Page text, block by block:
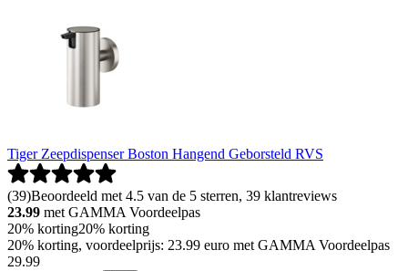
Tiger Zeepdispenser Boston Hangend Geborsteld RVS
(39)Beoordeeld met 4.5 van de 5 sterren, 39 klantreviews
23.99 met GAMMA Voordeelpas
20% korting20% korting
20% korting, voordeelprijs: 23.99 euro met GAMMA Voordeelpas
29.99